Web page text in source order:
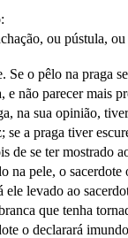
ou pústula,
Se o pêlo na
e não parecer mais
na sua opinião,
a praga tiver
de se ter mostrado
na pele, o
levado ao
que tenha
o declarará